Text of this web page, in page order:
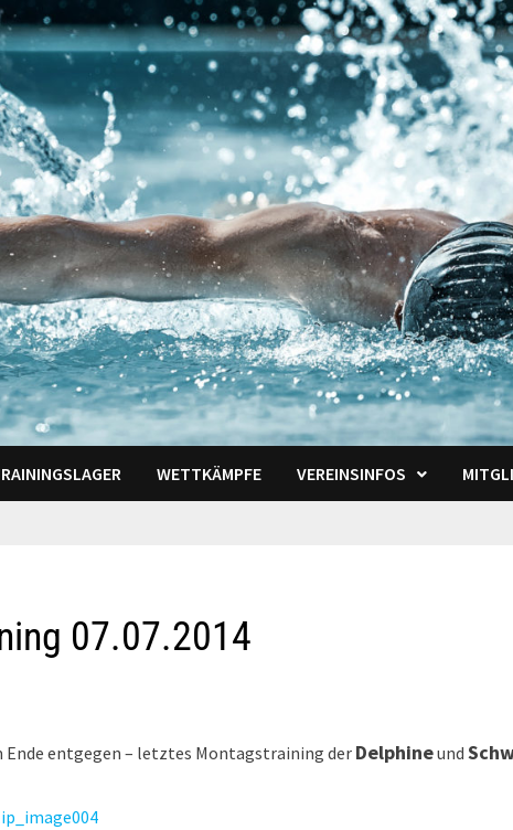
WETTKÄMPFE VEREINSINFOS
07.07.2014
Ende entgegen – letztes Montagstraining der Delphineund